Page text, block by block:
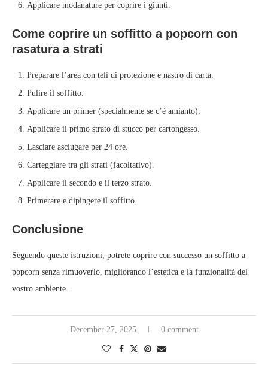
Applicare modanature per coprire i giunti.
Come coprire un soffitto a popcorn con
rasatura a strati
Preparare l’area con teli di protezione e nastro di carta.
Pulire il soffitto.
Applicare un primer (specialmente se c’è amianto).
Applicare il primo strato di stucco per cartongesso.
Lasciare asciugare per 24 ore.
Carteggiare tra gli strati (facoltativo).
Applicare il secondo e il terzo strato.
Primerare e dipingere il soffitto.
Conclusione
Seguendo queste istruzioni, potrete coprire con successo un soffitto a
popcorn senza rimuoverlo, migliorando l’estetica e la funzionalità del
vostro ambiente.
December 27, 2025 0 comment